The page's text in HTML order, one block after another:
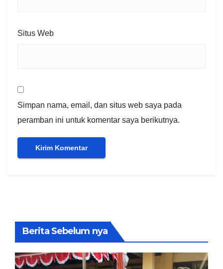
Situs Web
Simpan nama, email, dan situs web saya pada
peramban ini untuk komentar saya berikutnya.
Berita Sebelum nya